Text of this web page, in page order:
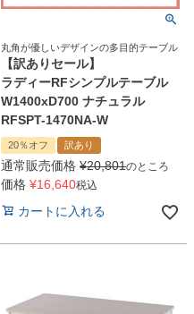
丸角が優しいデザインの多目的テーブル
【訳ありセール】
ラディーRFシンプルテーブル
W1400xD700 ナチュラル
RFSPT-1470NA-W
20％オフ 訳あり
通常販売価格 ¥20,801のところ
価格 ¥16,640税込
カートに入れる